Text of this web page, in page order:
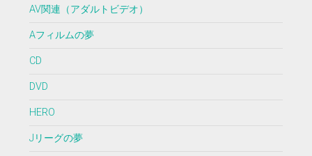
AV関連（アダルトビデオ）
Aフィルムの夢
CD
DVD
HERO
Jリーグの夢